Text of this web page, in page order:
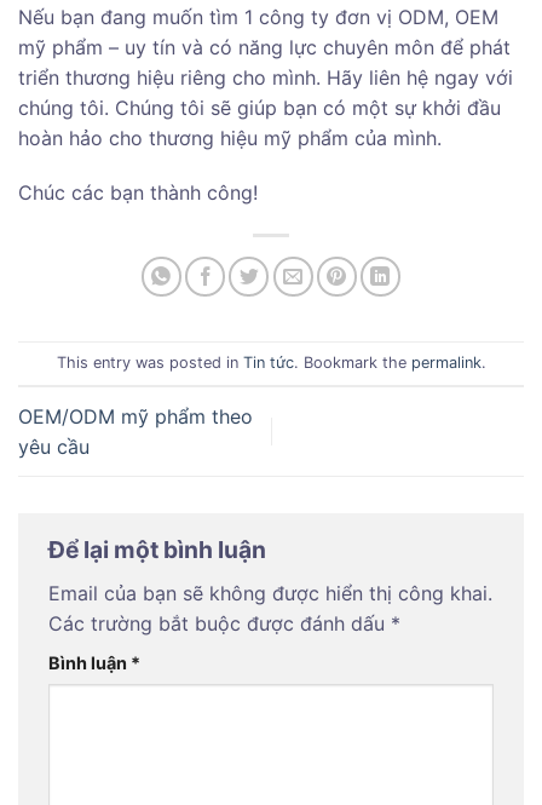
Nếu bạn đang muốn tìm 1 công ty đơn vị ODM, OEM
mỹ phẩm – uy tín và có năng lực chuyên môn để phát
triển thương hiệu riêng cho mình. Hãy liên hệ ngay với
chúng tôi. Chúng tôi sẽ giúp bạn có một sự khởi đầu
hoàn hảo cho thương hiệu mỹ phẩm của mình.
Chúc các bạn thành công!
This entry was posted in Tin tức. Bookmark the permalink.
OEM/ODM mỹ phẩm theo
yêu cầu
Để lại một bình luận
Email của bạn sẽ không được hiển thị công khai.
Các trường bắt buộc được đánh dấu *
Bình luận *